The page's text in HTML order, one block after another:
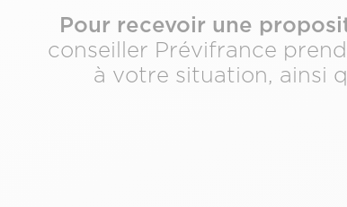
Pour recevoir une
conseiller Prévifrance
à votre situation, ainsi